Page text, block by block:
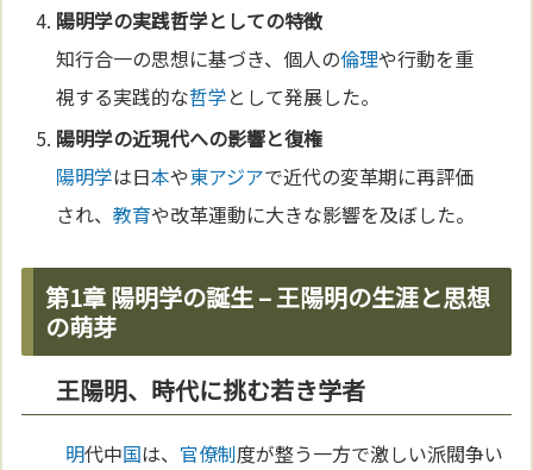
陽明学の実践哲学としての特徴
知行合一の思想に基づき、個人の倫理や行動を重
視する実践的な哲学として発展した。
陽明学の近現代への影響と復権
陽明学は日本や東アジアで近代の変革期に再評価
され、教育や改革運動に大きな影響を及ぼした。
第1章 陽明学の誕生 – 王陽明の生涯と思想
の萌芽
王陽明、時代に挑む若き学者
明代中国は、 官僚制度が整う一方で激しい派閥争い